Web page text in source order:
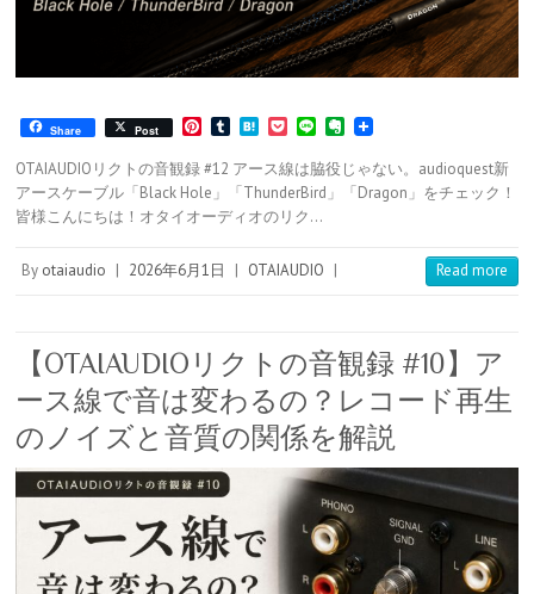
Share Post
P
n
e
r
s
t
T
m
b
r
H
t
e
n
a
P
c
k
e
t
L
n
e
E
e
r
OTAIAUDIOリクトの音観録 #12 アース線は脇役じゃない。audioquest新
アースケーブル「Black Hole」「ThunderBird」「Dragon」をチェック！
皆様こんにちは！オタイオーディオのリク…
By otaiaudio | 2026年6月1日 | OTAIAUDIO | Read more
【OTAIAUDIOリクトの音観録 #10】ア
ース線で音は変わるの？レコード再生
のノイズと音質の関係を解説